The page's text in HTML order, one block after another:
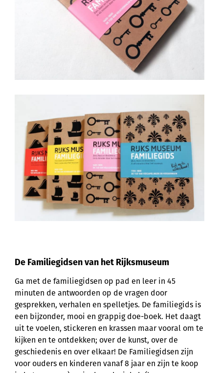
De Familiegidsen van het Rijksmuseum
Ga met de familiegidsen op pad en leer in 45
minuten de antwoorden op de vragen door
gesprekken, verhalen en spelletjes. De familiegids is
een bijzonder, mooi en grappig doe-boek. Het daagt
uit te voelen, stickeren en krassen maar vooral om te
kijken en te ontdekken; over de kunst, over de
geschiedenis en over elkaar! De Familiegidsen zijn
voor ouders en kinderen vanaf 8 jaar en zijn te koop